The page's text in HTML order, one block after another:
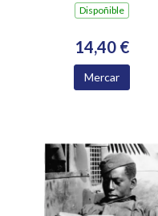
Dispoñible
14,40 €
Mercar